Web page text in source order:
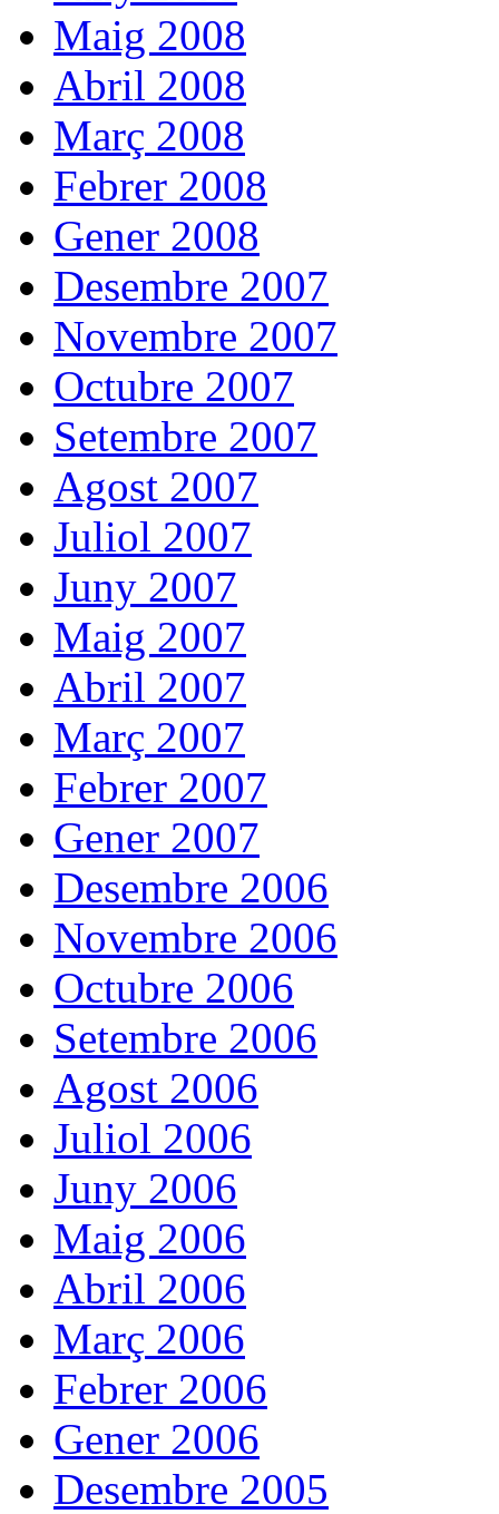
Maig 2008
Abril 2008
Març 2008
Febrer 2008
Gener 2008
Desembre 2007
Novembre 2007
Octubre 2007
Setembre 2007
Agost 2007
Juliol 2007
Juny 2007
Maig 2007
Abril 2007
Març 2007
Febrer 2007
Gener 2007
Desembre 2006
Novembre 2006
Octubre 2006
Setembre 2006
Agost 2006
Juliol 2006
Juny 2006
Maig 2006
Abril 2006
Març 2006
Febrer 2006
Gener 2006
Desembre 2005